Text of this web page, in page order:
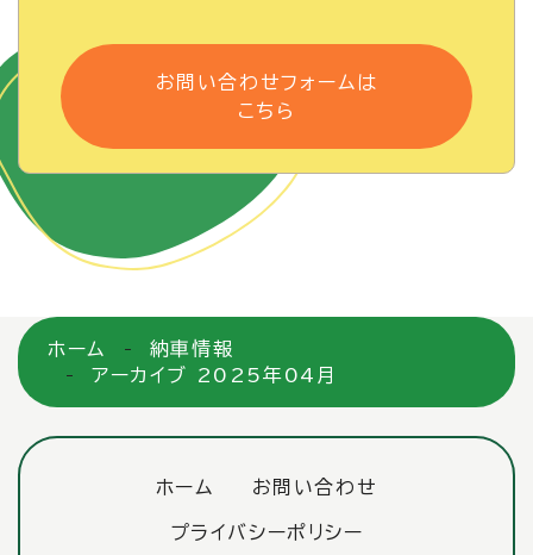
お問い合わせフォームは
こちら
ホーム
納車情報
アーカイブ 2025年04月
ホーム お問い合わせ
プライバシーポリシー